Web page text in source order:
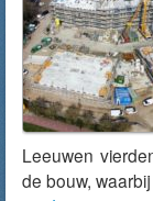
Leeuwen
de bouw,